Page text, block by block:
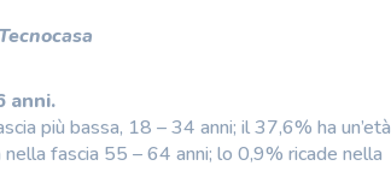
anni.
più bassa, 18 – 34 anni; il 37,6% ha un’età
fascia 55 – 64 anni; lo 0,9% ricade nella